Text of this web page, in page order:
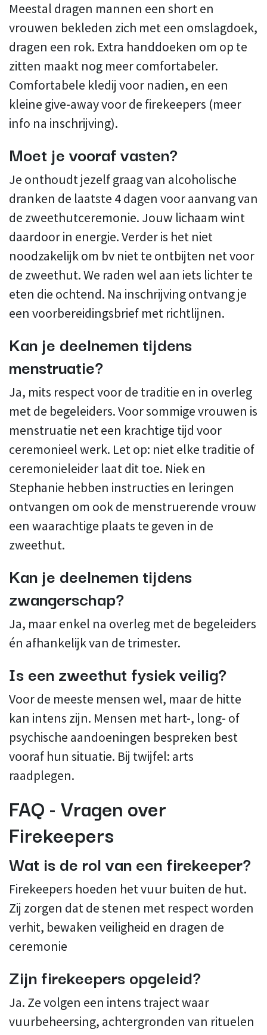
Meestal dragen mannen een short en
vrouwen bekleden zich met een omslagdoek,
dragen een rok. Extra handdoeken om op te
zitten maakt nog meer comfortabeler.
Comfortabele kledij voor nadien, en een
kleine give-away voor de firekeepers (meer
info na inschrijving).
Moet je vooraf vasten?
Je onthoudt jezelf graag van alcoholische
dranken de laatste 4 dagen voor aanvang van
de zweethutceremonie. Jouw lichaam wint
daardoor in energie. Verder is het niet
noodzakelijk om bv niet te ontbijten net voor
de zweethut. We raden wel aan iets lichter te
eten die ochtend. Na inschrijving ontvang je
een voorbereidingsbrief met richtlijnen.
Kan je deelnemen tijdens
menstruatie?
Ja, mits respect voor de traditie en in overleg
met de begeleiders. Voor sommige vrouwen is
menstruatie net een krachtige tijd voor
ceremonieel werk. Let op: niet elke traditie of
ceremonieleider laat dit toe. Niek en
Stephanie hebben instructies en leringen
ontvangen om ook de menstruerende vrouw
een waarachtige plaats te geven in de
zweethut.
Kan je deelnemen tijdens
zwangerschap?
Ja, maar enkel na overleg met de begeleiders
én afhankelijk van de trimester.
Is een zweethut fysiek veilig?
Voor de meeste mensen wel, maar de hitte
kan intens zijn. Mensen met hart-, long- of
psychische aandoeningen bespreken best
vooraf hun situatie. Bij twijfel: arts
raadplegen.
FAQ - Vragen over
Firekeepers
Wat is de rol van een firekeeper?
Firekeepers hoeden het vuur buiten de hut.
Zij zorgen dat de stenen met respect worden
verhit, bewaken veiligheid en dragen de
ceremonie
Zijn firekeepers opgeleid?
Ja. Ze volgen een intens traject waar
vuurbeheersing, achtergronden van rituelen